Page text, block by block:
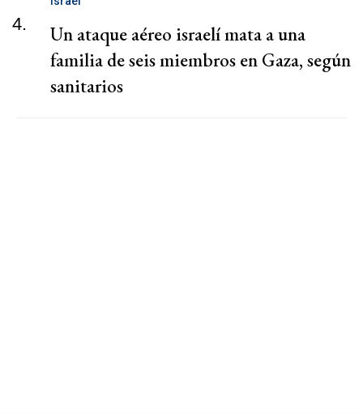
4.
Un ataque aéreo israelí mata a una
familia de seis miembros en Gaza, según
sanitarios